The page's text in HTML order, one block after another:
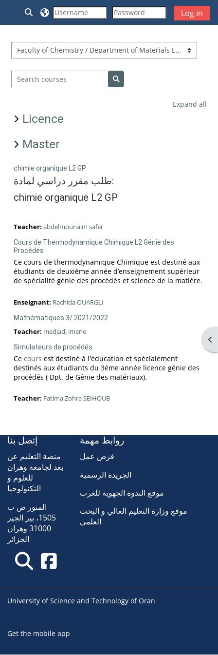
Skip to main content
Toggle search input
Log in
Course categories
Search courses
Search courses
Expand all
Licence
Master
chimie organique L2 GP
طلب مقرر دراسي لمادة:
chimie organique L2 GP
Teacher: abdelmounaim safer
Cours de Thermodynamique Chimique L2 Génie des
Procédés
Ce cours de thermodynamique Chimique est destiné aux
étudiants de deuxième année d’enseignement supérieur
de spécialité génie des procédés et science de la matière.
Enseignant: Rachida OUARGLI
Mathématiques 3/ 2021/2022
Teacher: medjadj imene
Simulateurs de procédés
Ce cours est destiné à l'éducation et spécialement
destinés aux étudiants du 3éme année licence génie des
procédés ( Dpt. de Génie des matériaux).
Teacher: Fatima Zohra SEIHOUB
إتصل بنا
منصة التعليم عن
بعد لجامعة وهران
للعلوم و
التكنولوجيا
المنور ص ب
1505، بير الجير
31000 وهران
الجزائر
روابط مهمة
فرص عمل
الجريدة الرسمية
موقع الندوة الجهوية للغرب
موقع وزارة التعليم العالي و البحث
العلمي
University of Science and Technology of Oran
Get the mobile app